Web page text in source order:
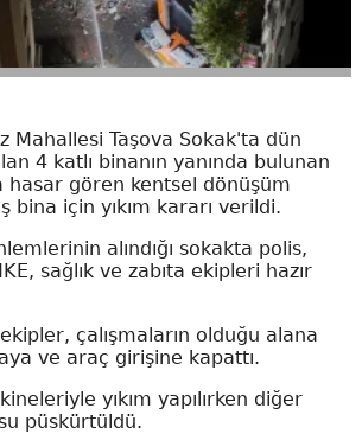
Mahallesi Taşova Sokak'ta dün
4 katlı binanın yanında bulunan
hasar gören kentsel dönüşüm
bina için yıkım kararı verildi.
alındığı sokakta polis,
sağlık ve zabıta ekipleri hazır
çalışmaların olduğu alana
ve araç girişine kapattı.
yıkım yapılırken diğer
püskürtüldü.